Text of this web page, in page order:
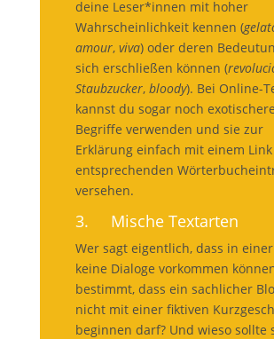
deine Leser*innen mit hoher
Wahrscheinlichkeit kennen (
amour, viva) oder deren
sich erschließen können (
Staubzucker, bloody). Bei Online-
kannst du sogar noch exotischere
Begriffe verwenden und sie zur
Erklärung einfach mit einem
entsprechenden
versehen.
3. Mische Textarten
Wer sagt eigentlich, dass in
keine Dialoge vorkommen
bestimmt, dass ein sachlicher
nicht mit einer fiktiven
beginnen darf? Und wieso sollte